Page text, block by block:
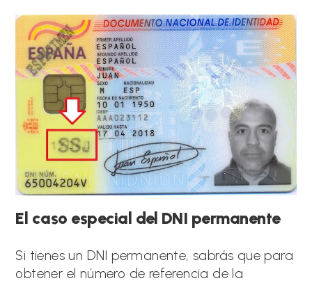
El caso especial del DNI permanente
Si tienes un DNI permanente, sabrás que para
obtener el número de referencia de la